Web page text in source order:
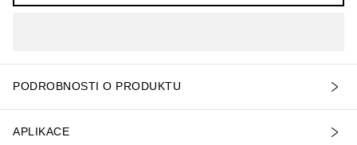
PODROBNOSTI O PRODUKTU
APLIKACE